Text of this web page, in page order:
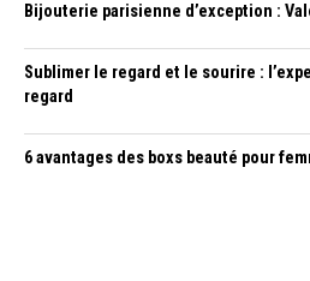
Bijouterie parisienne d’exception :
Sublimer le regard et le sourire :
regard
6 avantages des boxs beauté pour